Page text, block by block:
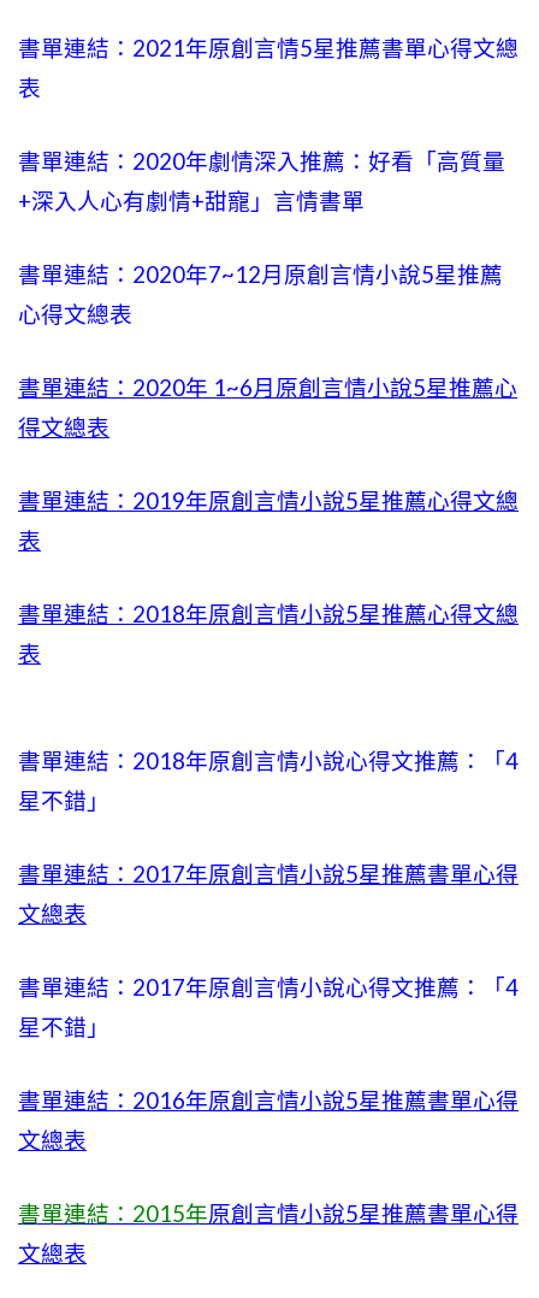
書單連結：2021年原創言情5星推薦書單心得文總
表
書單連結：2020年劇情深入推薦：好看「高質量
+深入人心有劇情+甜寵」言情書單
書單連結：2020年7~12月原創言情小說5星推薦
心得文總表
書單連結：2020年 1~6月原創言情小說5星推薦心
得文總表
書單連結：2019年原創言情小說5星推薦心得文總
表
書單連結：2018年原創言情小說5星推薦心得文總
表
書單連結：2018年原創言情小說心得文推薦：「4
星不錯」
書單連結：2017年原創言情小說5星推薦書單心得
文總表
書單連結：2017年原創言情小說心得文推薦：「4
星不錯」
書單連結：2016年原創言情小說5星推薦書單心得
文總表
書單連結：2015年原創言情小說5星推薦書單心得
文總表